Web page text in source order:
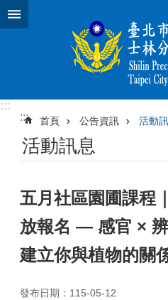
跳到主要內容區塊
:::
:::
首頁 公告資訊 活動
活動訊息
五月社區園圃課程
放報名 — 感官 ×
建立你與植物的關
發布日期：115-05-12